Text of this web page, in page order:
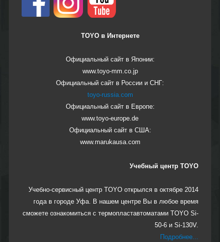
TOYO в Интернете
Официальный сайт в Японии:
www.toyo-mm.co.jp
Официальный сайт в России и СНГ:
toyo-russia.com
Официальный сайт в Европе:
www.toyo-europe.de
Официальный сайт в США:
www.marukausa.com
Учебный центр TOYO
Учебно-сервисный центр TOYO открылся в октябре 2014
года в городе Уфа. В нашем центре Вы в любое время
сможете ознакомиться с термопластавтоматами TOYO Si-
50-6 и Si-130V.
Подробнее...